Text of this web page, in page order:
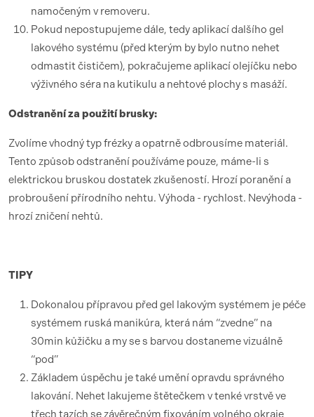
namočeným v removeru.
Pokud nepostupujeme dále, tedy aplikací dalšího gel
lakového systému (před kterým by bylo nutno nehet
odmastit čističem), pokračujeme aplikací olejíčku nebo
výživného séra na kutikulu a nehtové plochy s masáží.
Odstranění za použití brusky:
Zvolíme vhodný typ frézky a opatrně odbrousíme materiál.
Tento způsob odstranění používáme pouze, máme-li s
elektrickou bruskou dostatek zkušeností. Hrozí poranění a
probroušení přírodního nehtu. Výhoda - rychlost. Nevýhoda -
hrozí zničení nehtů.
TIPY
Dokonalou přípravou před gel lakovým systémem je péče
systémem ruská manikúra, která nám “zvedne” na
30min kůžičku a my se s barvou dostaneme vizuálně
“pod”
Základem úspěchu je také umění opravdu správného
lakování. Nehet lakujeme štětečkem v tenké vrstvě ve
třech tazích se závěrečným fixováním volného okraje